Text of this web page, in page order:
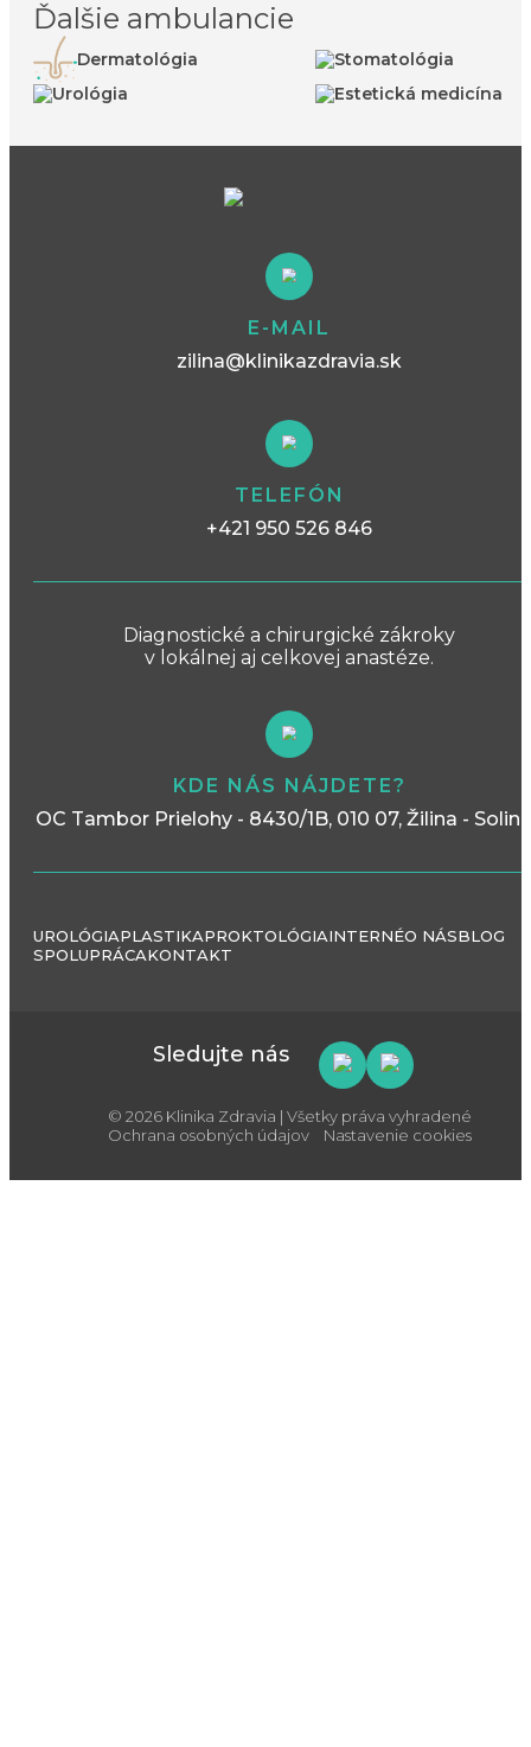
Ďalšie ambulancie
Dermatológia
Stomatológia
Urológia
Estetická medicína
E-MAIL
zilina@klinikazdravia.sk
TELEFÓN
+421 950 526 846
Diagnostické a chirurgické zákroky
v lokálnej aj celkovej anastéze.
KDE NÁS NÁJDETE?
OC Tambor Prielohy - 8430/1B, 010 07, Žilina -
UROLÓGIAPLASTIKAPROKTOLÓGIAINTERNÉO NÁSBLOG
SPOLUPRÁCAKONTAKT
© 2026 Klinika Zdravia | Všetky práva vyhradené
Ochrana osobných údajov
Nastavenie cookies
Sledujte nás